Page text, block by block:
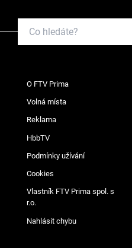
O FTV Prima
Volná místa
Reklama
HbbTV
Podmínky užívání
Cookies
Vlastník FTV Prima spol. s
r.o.
Nahlásit chybu